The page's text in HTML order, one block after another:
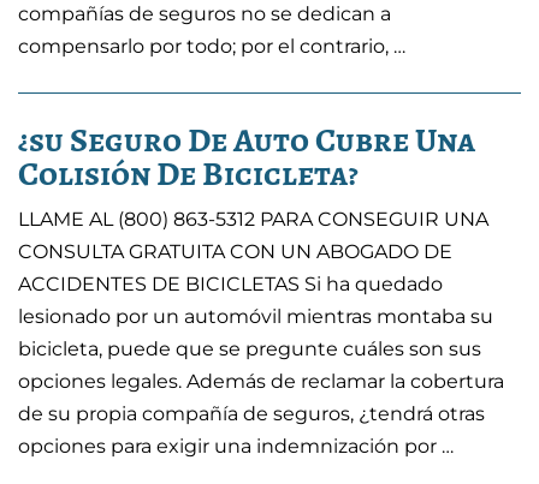
compañías de seguros no se dedican a
compensarlo por todo; por el contrario, …
¿su Seguro De Auto Cubre Una
Colisión De Bicicleta?
LLAME AL (800) 863-5312 PARA CONSEGUIR UNA
CONSULTA GRATUITA CON UN ABOGADO DE
ACCIDENTES DE BICICLETAS Si ha quedado
lesionado por un automóvil mientras montaba su
bicicleta, puede que se pregunte cuáles son sus
opciones legales. Además de reclamar la cobertura
de su propia compañía de seguros, ¿tendrá otras
opciones para exigir una indemnización por …